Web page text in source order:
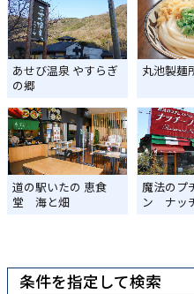
あせび温泉 やすらぎ
の郷
丸池製麺
道の駅いたの 恵食
堂 海と畑
魔法のプ
ン ナッ
条件を指定して検索